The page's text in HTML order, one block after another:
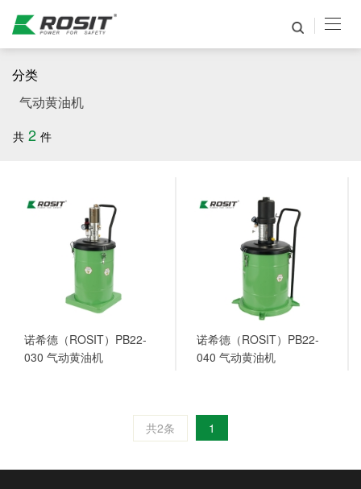
分类
气动黄油机
共 2 件
诺希德（ROSIT）PB22-
030 气动黄油机
诺希德（ROSIT）PB22-
040 气动黄油机
共2条 1